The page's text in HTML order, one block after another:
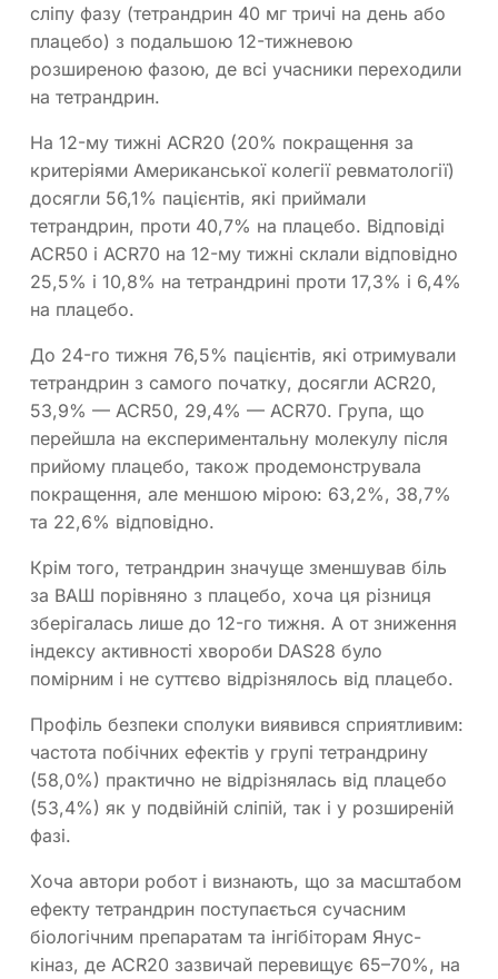
сліпу фазу (тетрандрин 40 мг тричі на день або
плацебо) з подальшою 12-тижневою
розширеною фазою, де всі учасники переходили
на тетрандрин.
На 12-му тижні ACR20 (20% покращення за
критеріями Американської колегії ревматології)
досягли 56,1% пацієнтів, які приймали
тетрандрин, проти 40,7% на плацебо. Відповіді
ACR50 і ACR70 на 12-му тижні склали відповідно
25,5% і 10,8% на тетрандрині проти 17,3% і 6,4%
на плацебо.
До 24-го тижня 76,5% пацієнтів, які отримували
тетрандрин з самого початку, досягли ACR20,
53,9% — ACR50, 29,4% — ACR70. Група, що
перейшла на експериментальну молекулу після
прийому плацебо, також продемонструвала
покращення, але меншою мірою: 63,2%, 38,7%
та 22,6% відповідно.
Крім того, тетрандрин значуще зменшував біль
за ВАШ порівняно з плацебо, хоча ця різниця
зберігалась лише до 12-го тижня. А от зниження
індексу активності хвороби DAS28 було
помірним і не суттєво відрізнялось від плацебо.
Профіль безпеки сполуки виявився сприятливим:
частота побічних ефектів у групі тетрандрину
(58,0%) практично не відрізнялась від плацебо
(53,4%) як у подвійній сліпій, так і у розширеній
фазі.
Хоча автори робот і визнають, що за масштабом
ефекту тетрандрин поступається сучасним
біологічним препаратам та інгібіторам Янус-
кіназ, де ACR20 зазвичай перевищує 65–70%, на